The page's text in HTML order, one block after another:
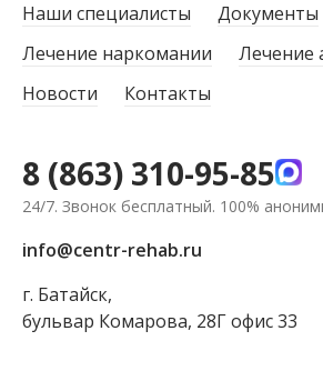
Наши специалисты
Документы
Лечение наркомании
Лечение
Новости
Контакты
8 (863) 310-95-85
24/7. Звонок бесплатный. 100%
info@centr-rehab.ru
г. Батайск,
бульвар Комарова, 28Г офис 33